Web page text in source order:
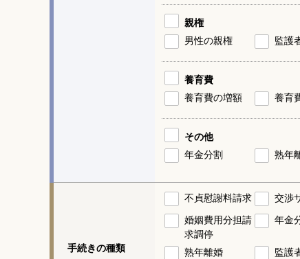
親権
男性の親権
監護
養育費
養育費の増額
養育
その他
年金分割
熟年
手続きの種類
不貞慰謝料請求 交渉
婚姻費用分担請
求調停
年金
熟年離婚 監護